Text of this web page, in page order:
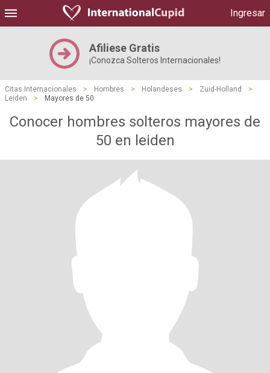
Ingresar
Afiliese Gratis
¡Conozca Solteros Internacionales!
Citas Internacionales > Hombres > Holandeses > Zuid-Holland
>
Leiden
> Mayores de 50
Conocer hombres solteros mayores de
50 en leiden